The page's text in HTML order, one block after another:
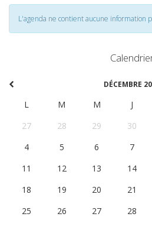
L'agenda ne contient aucune information
DÉCEMBRE
L M M J
27
28 29 30
4
5 6 7
11
12 13 14
18
19 20 21
25
26 27 28